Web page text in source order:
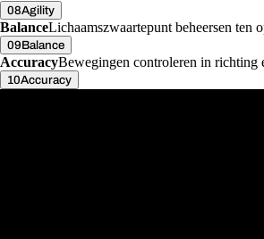
08Agility
BalanceLichaamszwaartepunt beheersen ten
09Balance
AccuracyBewegingen controleren in richting
10Accuracy